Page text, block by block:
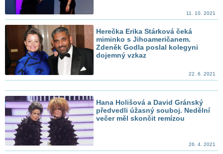
11. 10. 2021
Herečka Erika Stárková čeká
miminko s Jihoameričanem.
Zdeněk Godla poslal kolegyni
dojemný vzkaz
22. 6. 2021
Hana Holišová a David Gránský
předvedli úžasný souboj. Nedělní
večer měl skončit remízou
26. 4. 2021